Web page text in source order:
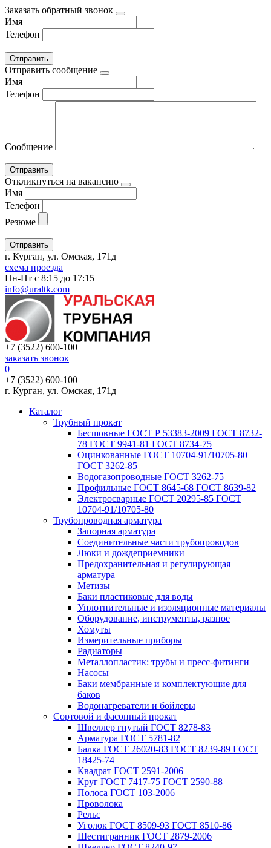
Заказать обратный звонок
Имя
Телефон
Отправить сообщение
Имя
Телефон
Сообщение
Откликнуться на вакансию
Имя
Телефон
Резюме
г. Курган, ул. Омская, 171д
схема проезда
Пн-Пт с 8:15 до 17:15
info@uraltk.com
+7 (3522) 600-100
заказать звонок
0
+7 (3522) 600-100
г. Курган, ул. Омская, 171д
Каталог
Трубный прокат
Беcшовные ГОСТ Р 53383-2009 ГОСТ 8732-
78 ГОСТ 9941-81 ГОСТ 8734-75
Оцинкованные ГОСТ 10704-91/10705-80
ГОСТ 3262-85
Водогазопроводные ГОСТ 3262-75
Профильные ГОСТ 8645-68 ГОСТ 8639-82
Электросварные ГОСТ 20295-85 ГОСТ
10704-91/10705-80
Трубопроводная арматура
Запорная арматура
Соединительные части трубопроводов
Люки и дождеприемники
Предохранительная и регулирующая
арматура
Метизы
Баки пластиковые для воды
Уплотнительные и изоляционные материалы
Оборудование, инструменты, разное
Хомуты
Измерительные приборы
Радиаторы
Металлопластик: трубы и пресс-фитинги
Насосы
Баки мембранные и комплектующие для
баков
Водонагреватели и бойлеры
Сортовой и фасонный прокат
Швеллер гнутый ГОСТ 8278-83
Арматура ГОСТ 5781-82
Балка ГОСТ 26020-83 ГОСТ 8239-89 ГОСТ
18425-74
Квадрат ГОСТ 2591-2006
Круг ГОСТ 7417-75 ГОСТ 2590-88
Полоса ГОСТ 103-2006
Проволока
Рельс
Уголок ГОСТ 8509-93 ГОСТ 8510-86
Шестигранник ГОСТ 2879-2006